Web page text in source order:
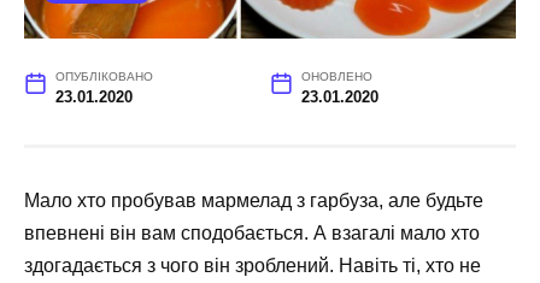
ОПУБЛІКОВАНО
23.01.2020
ОНОВЛЕНО
23.01.2020
Мало хто пробував мармелад з гарбуза, але будьте
впевнені він вам сподобається. А взагалі мало хто
здогадається з чого він зроблений. Навіть ті, хто не